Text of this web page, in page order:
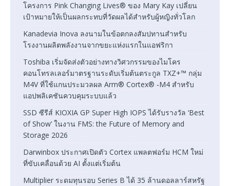
โครงการ Pink Changing Lives® ของ Mary Kay เปลี่ยน
เป้าหมายให้เป็นผลกระทบที่วัดผลได้สำหรับผู้หญิงทั่วโลก
Kanadevia Inova ลงนามในข้อตกลงสัมปทานสำหรับ
โรงงานผลิตพลังงานจากขยะแห่งแรกในแอฟริกา
Toshiba เริ่มจัดส่งตัวอย่างทางวิศวกรรมของไมโคร
คอนโทรลเลอร์มาตรฐานระดับเริ่มต้นตระกูล TXZ+™ กลุ่ม
M4V ที่ใช้แกนประมวลผล Arm® Cortex® ‑M4 สำหรับ
แอปพลิเคชันควบคุมระบบแล้ว
SSD ซีรีส์ KIOXIA GP Super High IOPS ได้รับรางวัล ‘Best
of Show’ ในงาน FMS: the Future of Memory and
Storage 2026
Darwinbox ประกาศเปิดตัว Cortex แพลตฟอร์ม HCM ใหม่
ที่ขับเคลื่อนด้วย AI ตั้งแต่เริ่มต้น
Multiplier ระดมทุนรอบ Series B ได้ 35 ล้านดอลลาร์สหรัฐ